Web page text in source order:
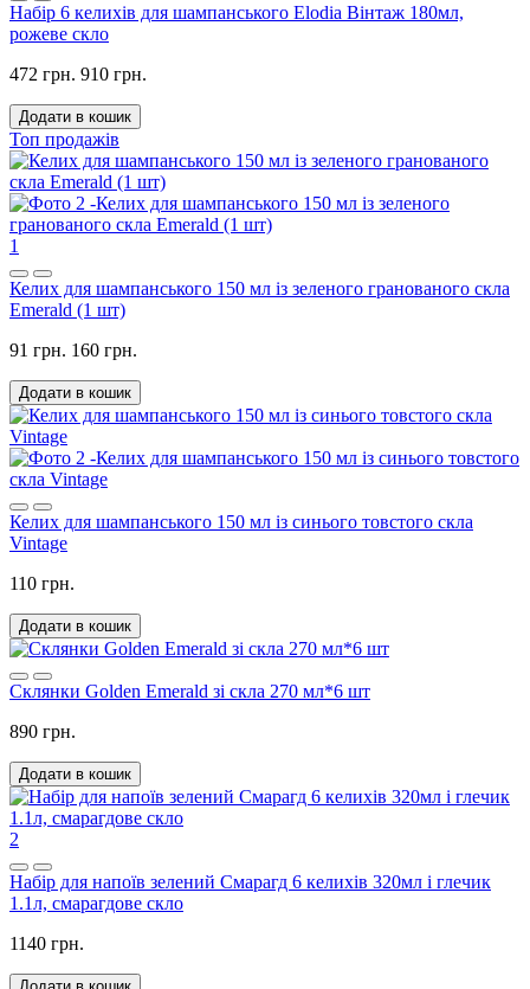
Набір 6 келихів для шампанського Elodia Вінтаж 180мл,
рожеве скло
472 грн. 910 грн.
Додати в кошик
Топ продажів
1
Келих для шампанського 150 мл із зеленого гранованого скла
Emerald (1 шт)
91 грн. 160 грн.
Додати в кошик
Келих для шампанського 150 мл із синього товстого скла
Vintage
110 грн.
Додати в кошик
Склянки Golden Emerald зі скла 270 мл*6 шт
890 грн.
Додати в кошик
2
Набір для напоїв зелений Смарагд 6 келихів 320мл і глечик
1.1л, смарагдове скло
1140 грн.